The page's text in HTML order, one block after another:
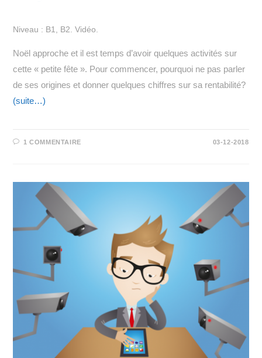
Niveau : B1, B2. Vidéo.
Noël approche et il est temps d’avoir quelques activités sur
cette « petite fête ». Pour commencer, pourquoi ne pas parler
de ses origines et donner quelques chiffres sur sa rentabilité?
(suite…)
1 COMMENTAIRE 03-12-2018